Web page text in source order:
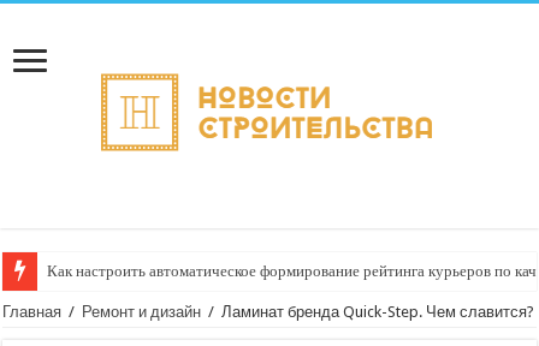
Как настроить автоматическое формирование рейтинга курьеров по
Главная / Ремонт и дизайн / Ламинат бренда Quick-Step. Чем славится?